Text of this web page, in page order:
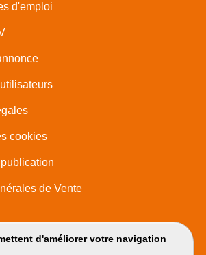
d'améliorer votre navigation
d'emploi
cookies
de Vente